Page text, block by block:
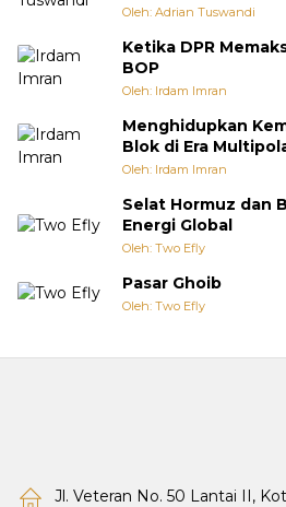
Oleh: Adrian Tuswandi
Ketika DPR
BOP
Oleh: Irdam Imran
Menghidupkan
Blok di Era
Oleh: Irdam Imran
Selat Hormuz dan
Energi Global
Oleh: Two Efly
Pasar Ghoib
Oleh: Two Efly
Jl. Veteran No. 50 Lantai II,